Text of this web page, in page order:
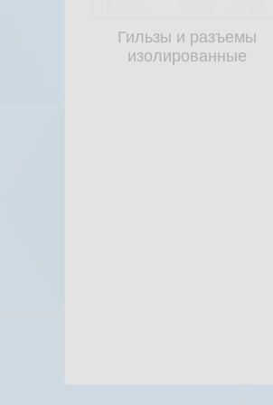
Гильзы и разъемы
изолированные